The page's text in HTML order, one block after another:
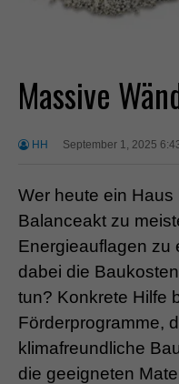
Massive
HH September 1, 2025
Wer heute ein
Balanceakt zu
Energieauflagen zu
dabei die
tun? Konkrete Hilfe
Förderprogramme,
klimafreundliche
die geeigneten